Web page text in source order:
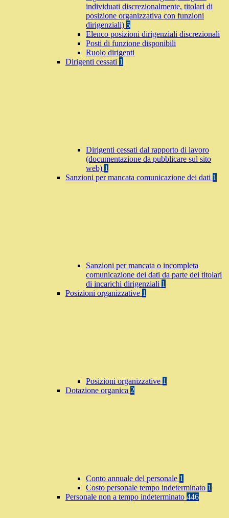
individuati discrezionalmente, titolari di
posizione organizzativa con funzioni
dirigenziali) 5
Elenco posizioni dirigenziali discrezionali
Posti di funzione disponibili
Ruolo dirigenti
Dirigenti cessati 1
Dirigenti cessati dal rapporto di lavoro
(documentazione da pubblicare sul sito
web) 1
Sanzioni per mancata comunicazione dei dati 1
Sanzioni per mancata o incompleta
comunicazione dei dati da parte dei titolari
di incarichi dirigenziali 1
Posizioni organizzative 1
Posizioni organizzative 1
Dotazione organica 2
Conto annuale del personale 1
Costo personale tempo indeterminato 1
Personale non a tempo indeterminato 446